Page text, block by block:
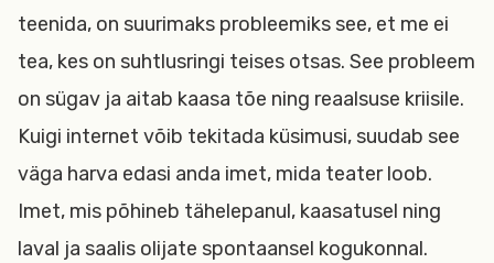
teenida, on suurimaks probleemiks see, et me ei
tea, kes on suhtlusringi teises otsas. See probleem
on sügav ja aitab kaasa tõe ning reaalsuse kriisile.
Kuigi internet võib tekitada küsimusi, suudab see
väga harva edasi anda imet, mida teater loob.
Imet, mis põhineb tähelepanul, kaasatusel ning
laval ja saalis olijate spontaansel kogukonnal.